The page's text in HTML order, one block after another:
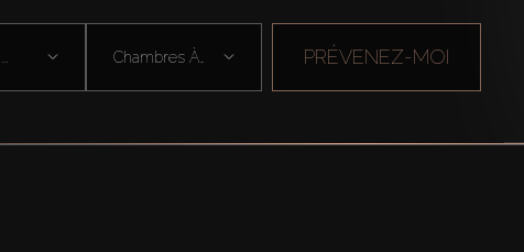
Chambres À Cou ... PRÉVENEZ-MOI